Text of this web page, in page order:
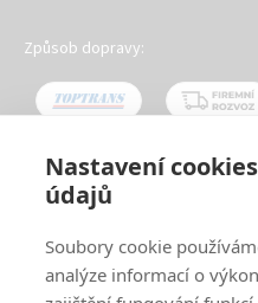
Nastavení
údajů
Soubory cookie
analýze informací o
Způsob dopravy: